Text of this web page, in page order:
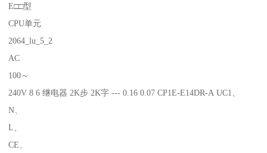
E□□型
CPU单元
2064_lu_5_2
AC
100～
240V 8 6 继电器 2K步 2K字 --- 0.16 0.07 CP1E-E14DR-A UC1、
N、
L、
CE、